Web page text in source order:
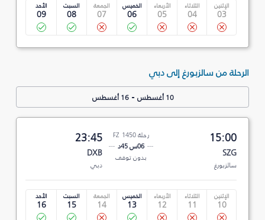
الإثنين
03
الثلاثاء
04
الأربعاء
05
الخميس
06
الجمعة
07
السبت
08
الأحد
09
الرحلة من سالزبورغ إلى دبي
10 أغسطس -16 أغسطس
15:00
SZG
سالزبورغ
رحلة FZ 1450
06س 45د
بدون توقف
23:45
DXB
دبي
الإثنين
10
الثلاثاء
11
الأربعاء
12
الخميس
13
الجمعة
14
السبت
15
الأحد
16